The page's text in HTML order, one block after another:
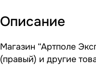
Описание
Магазин “Артполе
(правый) и другие